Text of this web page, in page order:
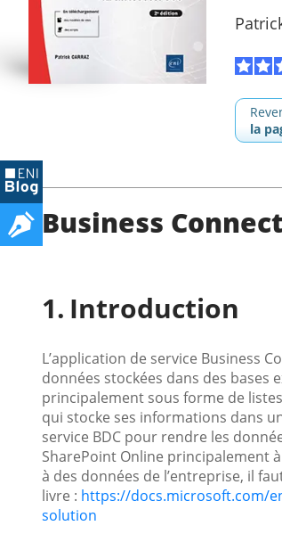
la
Business
Introduction
L’application de service Business
données stockées dans des bases
principalement sous forme de
qui stocke ses informations dans
service BDC pour rendre les
SharePoint Online principalement
à des données de l’entreprise, il
livre : https://docs.microsoft.com/
solution